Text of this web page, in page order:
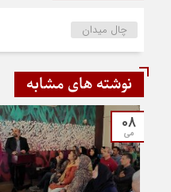
چال میدان
نوشته های مشابه
08
می